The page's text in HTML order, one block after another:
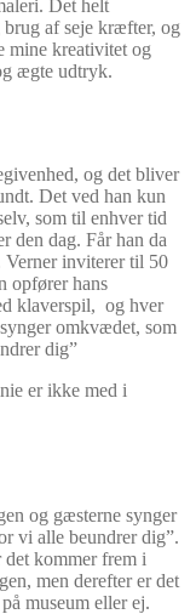
Det helt
brug af seje kræfter, og
mine kreativitet og
ægte udtryk.
og det bliver
Det ved han kun
som til enhver tid
den dag. Får han da
Verner inviterer til 50
opfører hans
klaverspil, og hver
omkvædet, som
dig”
er ikke med i
og gæsterne synger
vi alle beundrer dig”.
det kommer frem i
men derefter er det
museum eller ej.